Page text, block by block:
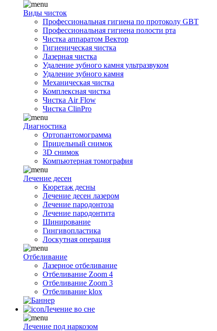
Виды чисток
Профессиональная гигиена по протоколу GBT
Профессиональная гигиена полости рта
Чистка аппаратом Вектор
Гигиеническая чистка
Лазерная чистка
Удаление зубного камня ультразвуком
Удаление зубного камня
Механическая чистка
Комплексная чистка
Чистка Air Flow
Чистка ClinPro
Диагностика
Ортопантомограмма
Прицельный снимок
3D снимок
Компьютерная томография
Лечение десен
Кюретаж десны
Лечение десен лазером
Лечение пародонтоза
Лечение пародонтита
Шинирование
Гингивопластика
Лоскутная операция
Отбеливание
Лазерное отбеливание
Отбеливание Zoom 4
Отбеливание Zoom 3
Отбеливание klox
Лечение во сне
Лечение под наркозом